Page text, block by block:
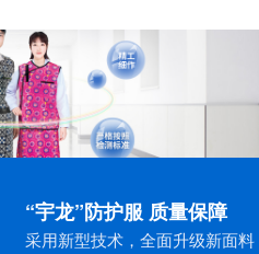
“宇龙”防护服 质量保障
采用新型技术，全面升级新面